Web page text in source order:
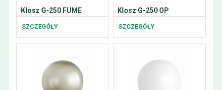
Klosz G-250 FUME
SZCZEGÓŁY
Klosz G-250 OP
SZCZEGÓŁY